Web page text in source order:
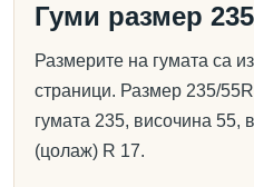
Гуми размер
Размерите на гумата са
страници. Размер 235/
гумата 235, височина 55,
(цолаж) R 17.